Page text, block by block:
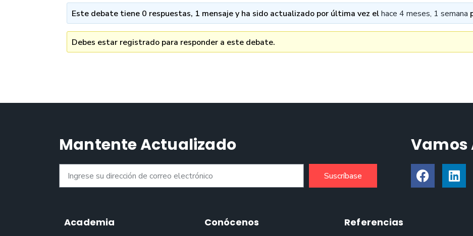
Este debate tiene 0 respuestas, 1 mensaje y ha sido actualizado por última vez elhace 4 meses, 1 semana
Debes estar registrado para responder a este debate.
Mantente Actualizado
Suscríbase
Vamos
Academia Conócenos Referencias